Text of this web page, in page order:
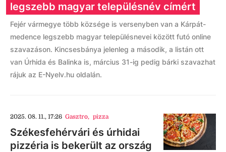
legszebb magyar településnév címért
Fejér vármegye több községe is versenyben van a Kárpát-
medence legszebb magyar településnevei között futó online
szavazáson. Kincsesbánya jelenleg a második, a listán ott
van Úrhida és Balinka is, március 31-ig pedig bárki szavazhat
rájuk az E-Nyelv.hu oldalán.
2025. 08. 11., 17:26 Gasztro, pizza
Székesfehérvári és úrhidai
pizzéria is bekerült az ország